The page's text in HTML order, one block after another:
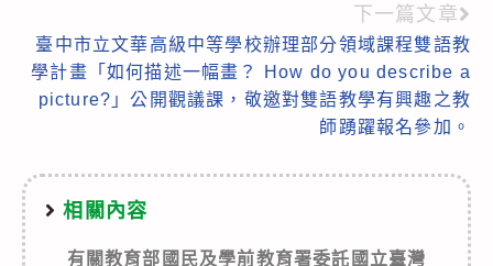
下一篇文章
臺中市立文華高級中等學校辦理部分領域課程雙語教
學計畫「如何描述一幅畫？ How do you describe a
picture?」公開觀議課，敬邀對雙語教學有興趣之教
師踴躍報名參加。
相關內容
有關教育部國民及學前教育署委託國立臺灣